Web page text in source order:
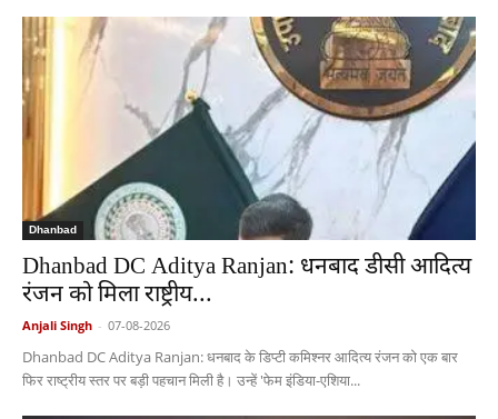
Dhanbad
Dhanbad DC Aditya Ranjan: धनबाद डीसी आदित्य
रंजन को मिला राष्ट्रीय...
Anjali Singh - 07-08-2026
Dhanbad DC Aditya Ranjan: धनबाद के डिप्टी कमिश्नर आदित्य रंजन को एक बार
फिर राष्ट्रीय स्तर पर बड़ी पहचान मिली है। उन्हें 'फेम इंडिया-एशिया...